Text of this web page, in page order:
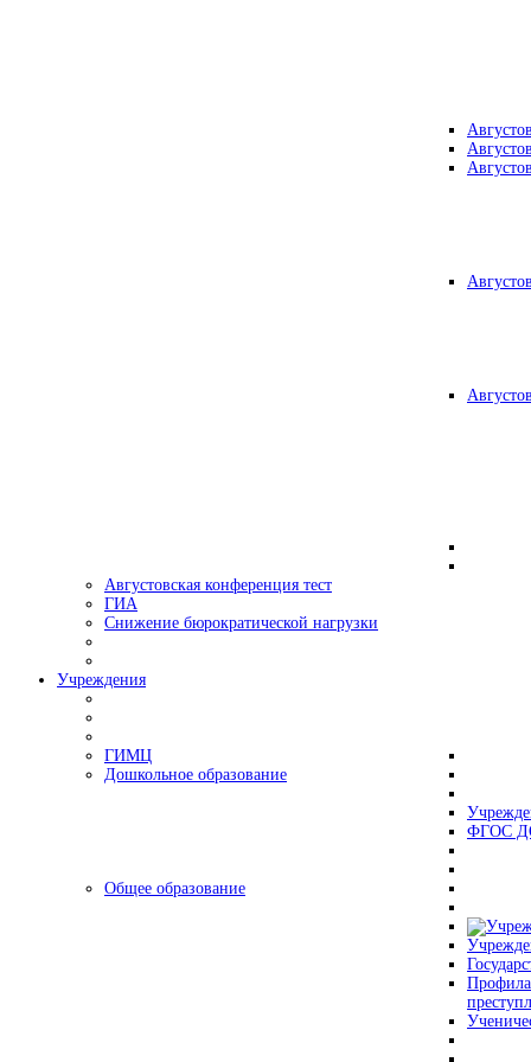
Августовская конференция тест
ГИА
Снижение бюрократической нагрузки
Учреждения
ГИМЦ
Дошкольное образование
ФГОС
Общее образование